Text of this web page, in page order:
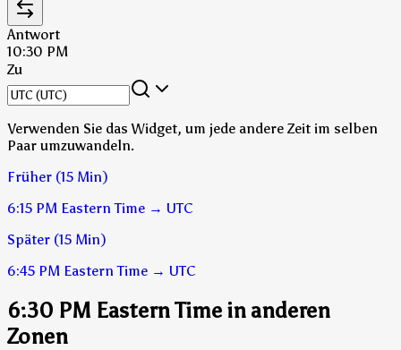
Antwort
10:30 PM
Zu
Verwenden Sie das Widget, um jede andere Zeit im selben
Paar umzuwandeln.
Früher (15 Min)
6:15 PM Eastern Time → UTC
Später (15 Min)
6:45 PM Eastern Time → UTC
6:30 PM Eastern Time in anderen
Zonen